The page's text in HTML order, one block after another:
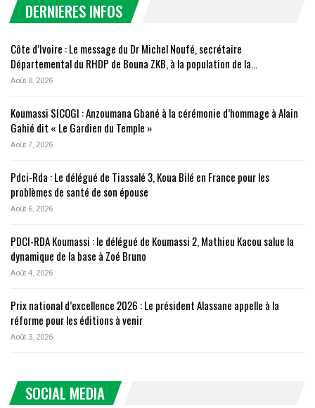
DERNIERES INFOS
Côte d’Ivoire : Le message du Dr Michel Noufé, secrétaire
Départemental du RHDP de Bouna ZKB, à la population de la…
Août 8, 2026
Koumassi SICOGI : Anzoumana Gbané à la cérémonie d’hommage à Alain
Gahié dit « Le Gardien du Temple »
Août 7, 2026
Pdci-Rda : Le délégué de Tiassalé 3, Koua Bilé en France pour les
problèmes de santé de son épouse
Août 6, 2026
PDCI-RDA Koumassi : le délégué de Koumassi 2, Mathieu Kacou salue la
dynamique de la base à Zoé Bruno
Août 4, 2026
Prix national d’excellence 2026 : Le président Alassane appelle à la
réforme pour les éditions à venir
Août 3, 2026
SOCIAL MEDIA